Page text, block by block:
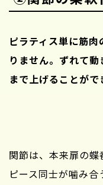
ピラティス単に筋
りません。ずれて
まで上げることがで
関節は、本来扉の
ピース同士が噛み合